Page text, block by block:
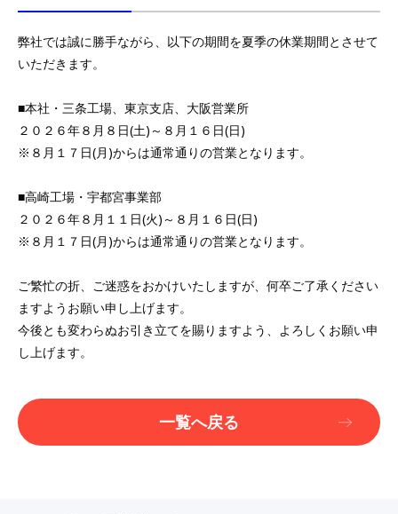
弊社では誠に勝手ながら、以下の期間を夏季の休業期間とさせて
いただきます。
■本社・三条工場、東京支店、大阪営業所
２０２６年８月８日(土)～８月１６日(日)
※８月１７日(月)からは通常通りの営業となります。
■高崎工場・宇都宮事業部
２０２６年８月１１日(火)～８月１６日(日)
※８月１７日(月)からは通常通りの営業となります。
ご繁忙の折、ご迷惑をおかけいたしますが、何卒ご了承ください
ますようお願い申し上げます。
今後とも変わらぬお引き立てを賜りますよう、よろしくお願い申
し上げます。
一覧へ戻る